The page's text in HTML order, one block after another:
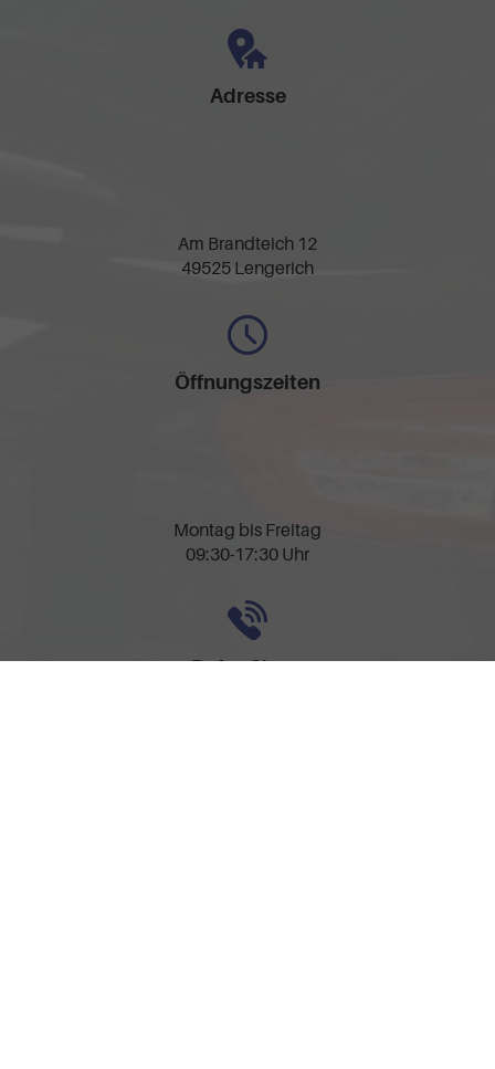
Adresse
Am Brandteich 12
49525 Lengerich
Öffnungszeiten
Montag bis Freitag
09:30-17:30 Uhr
Rufen Sie an